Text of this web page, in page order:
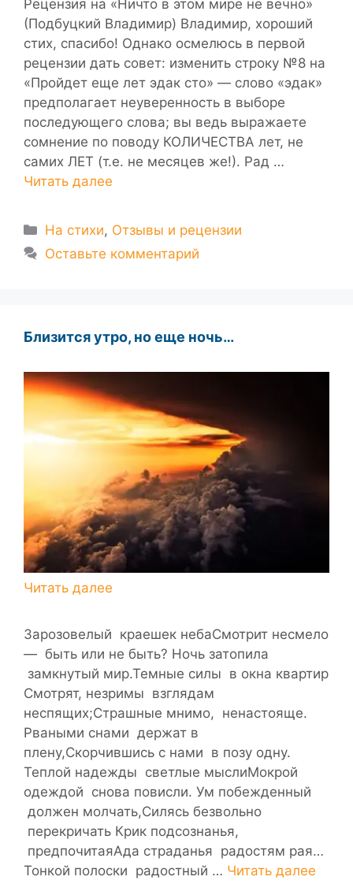
Рецензия на «Ничто в этом мире не вечно»
(Подбуцкий Владимир) Владимир, хороший
стих, спасибо! Однако осмелюсь в первой
рецензии дать совет: изменить строку №8 на
«Пройдет еще лет эдак сто» — слово «эдак»
предполагает неуверенность в выборе
последующего слова; вы ведь выражаете
сомнение по поводу КОЛИЧЕСТВА лет, не
самих ЛЕТ (т.е. не месяцев же!). Рад …
Читать далее
Рубрики
На стихи, Отзывы и рецензии
Оставьте комментарий
Близится утро, но еще ночь…
Зарозовелый краешек небаСмотрит несмело
— быть или не быть? Ночь затопила
замкнутый мир.Темные силы в окна квартир
Смотрят, незримы взглядам
неспящих;Страшные мнимо, ненастояще.
Рваными снами держат в
плену,Скорчившись с нами в позу одну.
Теплой надежды светлые мыслиМокрой
одеждой снова повисли. Ум побежденный
должен молчать,Силясь безвольно
перекричать Крик подсознанья,
предпочитаяАда страданья радостям рая…
Тонкой полоски радостный … Читать далее